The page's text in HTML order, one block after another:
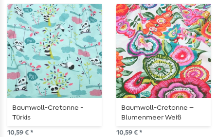
Baumwoll-Cretonne -
Türkis
10,59 € *
Baumwoll-Cretonne –
Blumenmeer Weiß
Multicolor
10,59 € *